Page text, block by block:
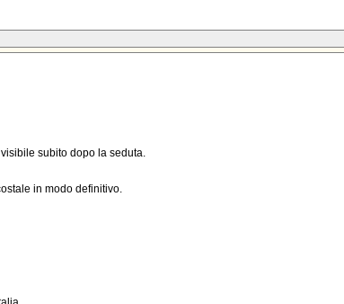
subito dopo la seduta.
in modo definitivo.